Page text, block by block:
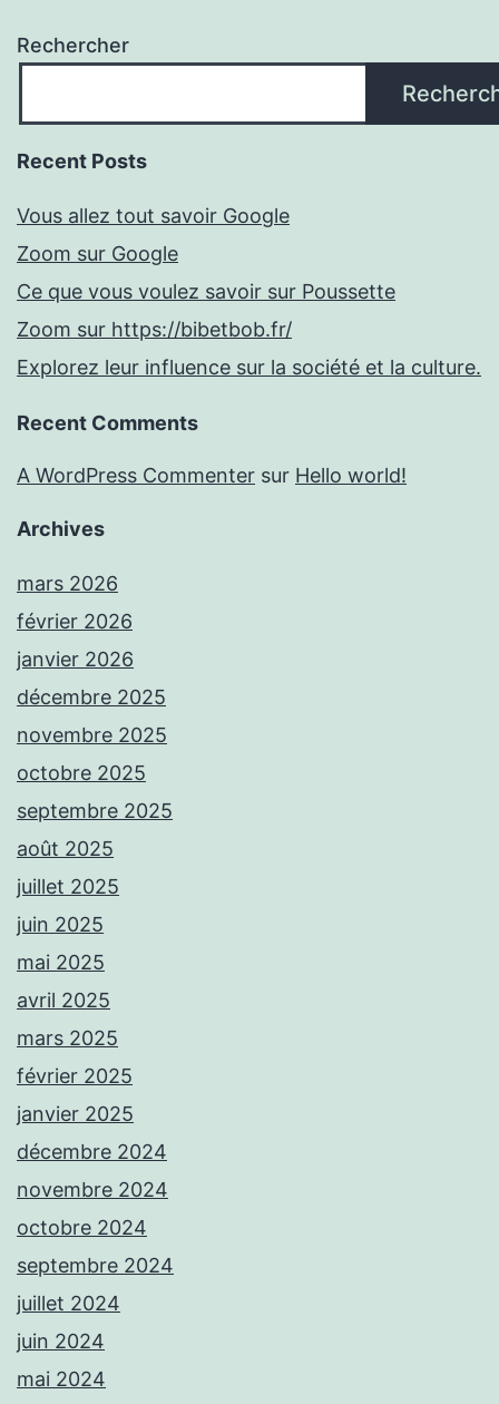
Rechercher
Recent Posts
Vous allez tout savoir Google
Zoom sur Google
Ce que vous voulez savoir sur Poussette
Zoom sur https://bibetbob.fr/
Explorez leur influence sur la société et la culture.
Recent Comments
A WordPress Commenter sur Hello world!
Archives
mars 2026
février 2026
janvier 2026
décembre 2025
novembre 2025
octobre 2025
septembre 2025
août 2025
juillet 2025
juin 2025
mai 2025
avril 2025
mars 2025
février 2025
janvier 2025
décembre 2024
novembre 2024
octobre 2024
septembre 2024
juillet 2024
juin 2024
mai 2024